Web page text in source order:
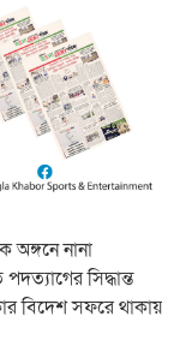
অঙ্গনে নানা
সিদ্ধান্ত
বিদেশ সফরে থাকায়